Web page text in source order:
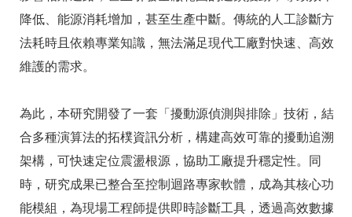
降低、能源消耗增加，甚至生產中斷。傳統的人工診斷方
法耗時且依賴專業知識，無法滿足現代工廠對快速、高效
維護的需求。
為此，本研究開發了一套「擾動源偵測與排除」技術，結
合多種演算法的拓樸資訊分析，構建高效可靠的擾動追溯
架構，可快速定位震盪根源，協助工廠提升穩定性。同
時，研究成果已整合至控制迴路專家軟體，成為其核心功
能模組，為現場工程師提供即時診斷工具，透過高效數據